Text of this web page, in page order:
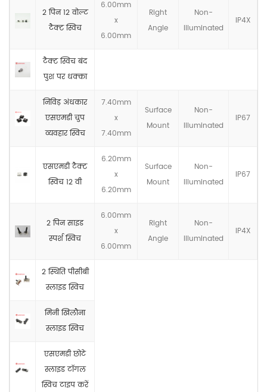
2 पिन 12 वोल्ट
टैक्ट स्विच
6.00mm
x
6.00mm
Right
Angle
Non-
llluminated
IP4X
टैक्ट स्विच बंद
पुश पर धक्का
निविड़ अंधकार
एसएमडी चुप
व्यवहार स्विच
7.40mm
x
7.40mm
Surface
Mount
Non-
llluminated
IP67
एसएमडी टैक्ट
स्विच 12 वी
6.20mm
x
6.20mm
Surface
Mount
Non-
llluminated
IP67
2 पिन साइड
स्पर्श स्विच
6.00mm
x
6.00mm
Right
Angle
Non-
llluminated
IP4X
2 स्थिति पीसीबी
स्लाइड स्विच
मिनी खिलौना
स्लाइड स्विच
एसएमडी छोटे
स्लाइड टॉगल
स्विच टाइप करें